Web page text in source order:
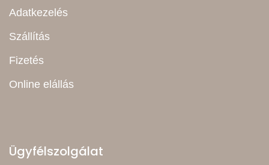
Adatkezelés
Szállítás
Fizetés
Online elállás
Ügyfélszolgálat